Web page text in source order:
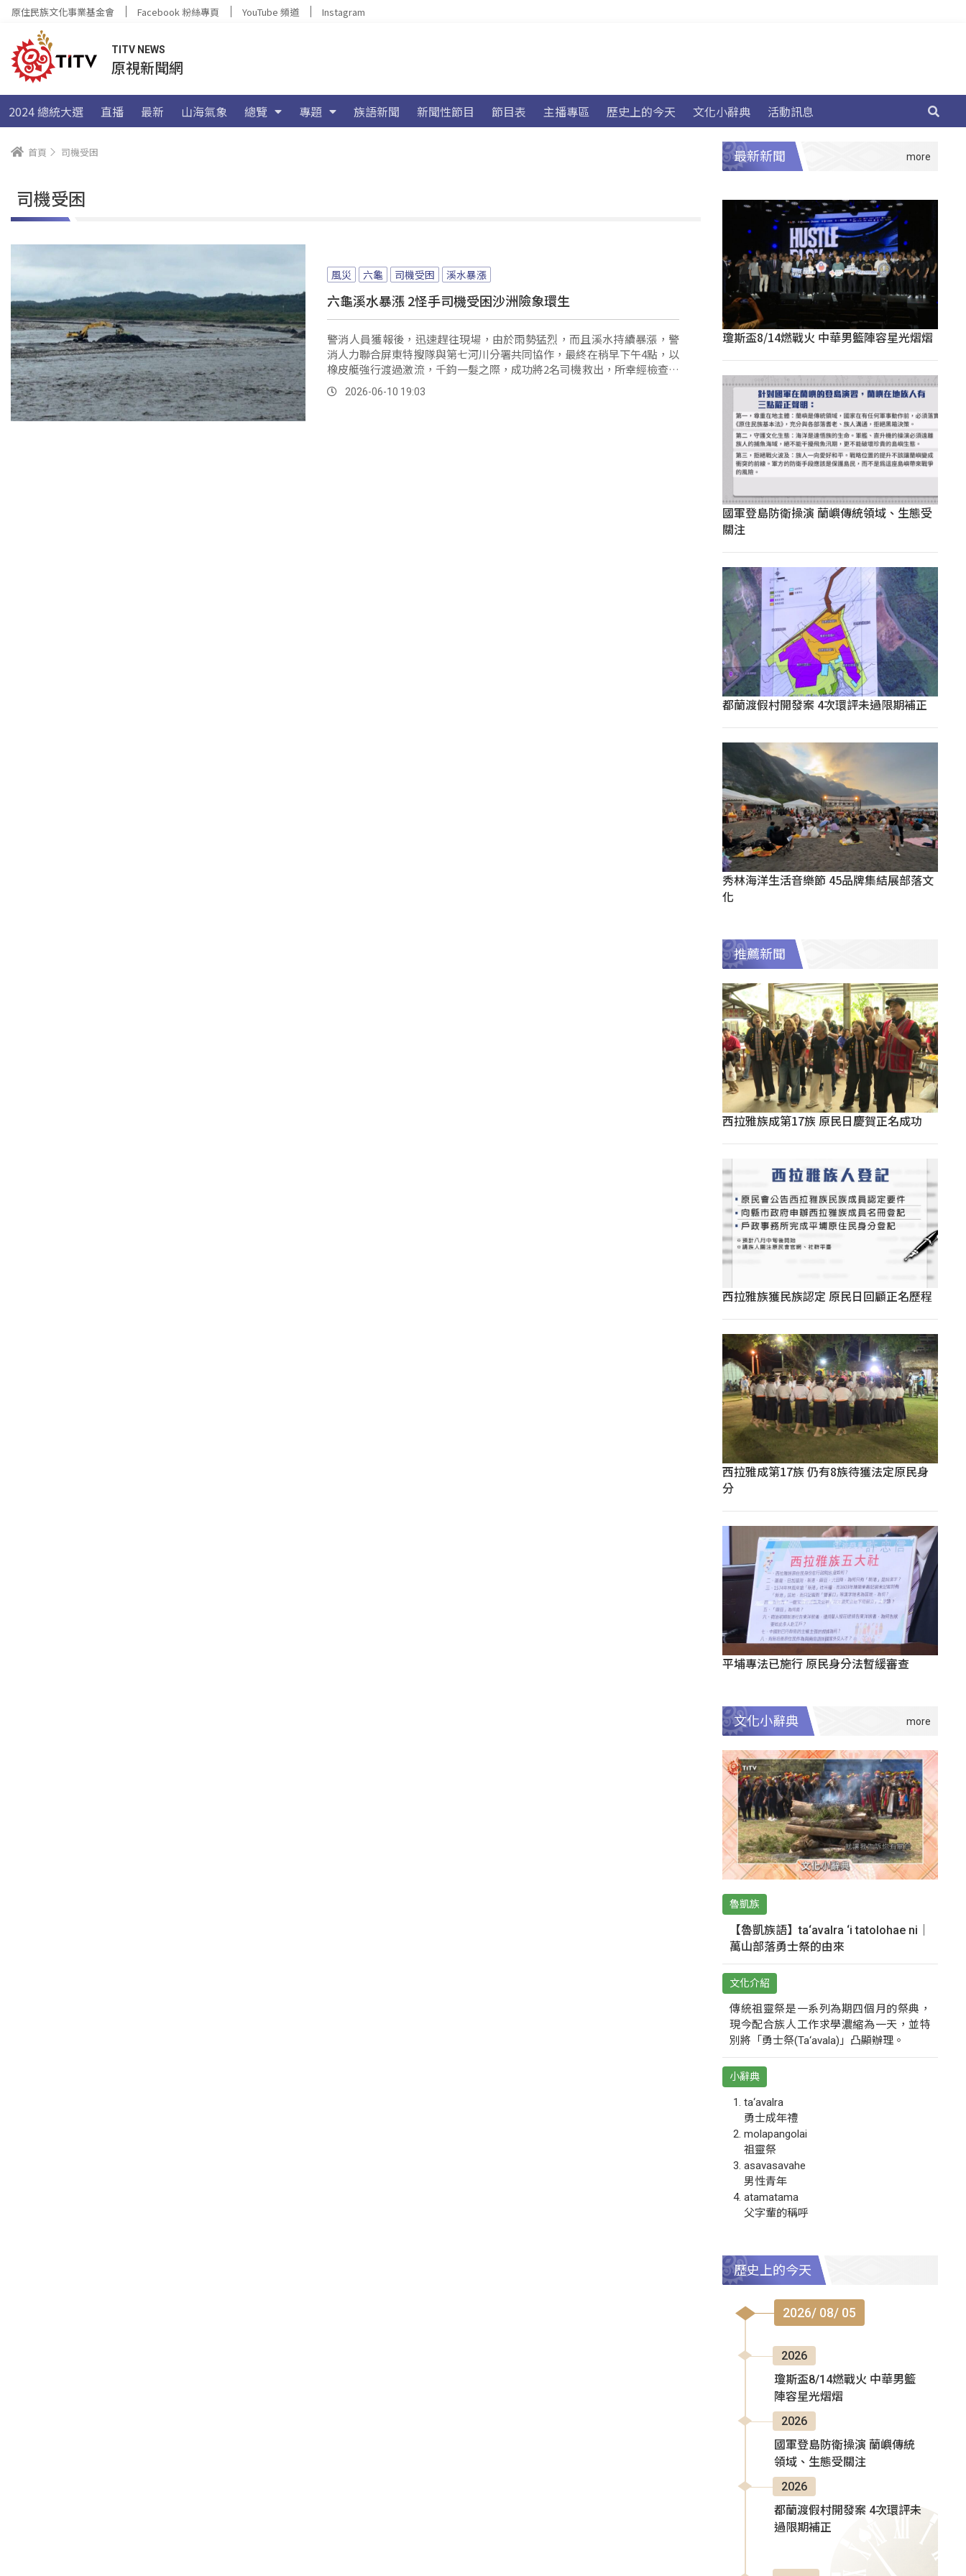
原住民族文化事業基金會 Facebook 粉絲專頁 YouTube 頻道 Instagram
TITV NEWS
原視新聞網
2024 總統大選 直播 最新 山海氣象 總覽 專題 族語新聞 新聞性節目 節目表 主播專區 歷史上的今天 文化小辭典 活動訊息
首頁 司機受困
司機受困
風災 六龜 司機受困 溪水暴漲
六龜溪水暴漲 2怪手司機受困沙洲險象環生
警消人員獲報後，迅速趕往現場，由於雨勢猛烈，而且溪水持續暴漲，警
消人力聯合屏東特搜隊與第七河川分署共同協作，最終在稍早下午4點，以
橡皮艇強行渡過激流，千鈞一髮之際，成功將2名司機救出，所幸經檢查後
2人...。2026-06-10 19:03
最新新聞
瓊斯盃8/14燃戰火 中華男籃陣容星光熠熠
國軍登島防衛操演 蘭嶼傳統領域、生態受
關注
都蘭渡假村開發案 4次環評未過限期補正
秀林海洋生活音樂節 45品牌集結展部落文
化
推薦新聞
西拉雅族成第17族 原民日慶賀正名成功
西拉雅族獲民族認定 原民日回顧正名歷程
西拉雅成第17族 仍有8族待獲法定原民身
分
平埔專法已施行 原民身分法暫緩審查
文化小辭典
魯凱族
【魯凱族語】ta‘avalra ‘i tatolohae ni｜
萬山部落勇士祭的由來
文化介紹
傳統祖靈祭是一系列為期四個月的祭典，
現今配合族人工作求學濃縮為一天，並特
別將「勇士祭(Ta‘avala)」凸顯辦理。
小辭典
ta‘avalra
勇士成年禮
molapangolai
祖靈祭
asavasavahe
男性青年
atamatama
父字輩的稱呼
歷史上的今天
2026/ 08/ 05
2026
瓊斯盃8/14燃戰火 中華男籃
陣容星光熠熠
2026
國軍登島防衛操演 蘭嶼傳統
領域、生態受關注
2026
都蘭渡假村開發案 4次環評未
過限期補正